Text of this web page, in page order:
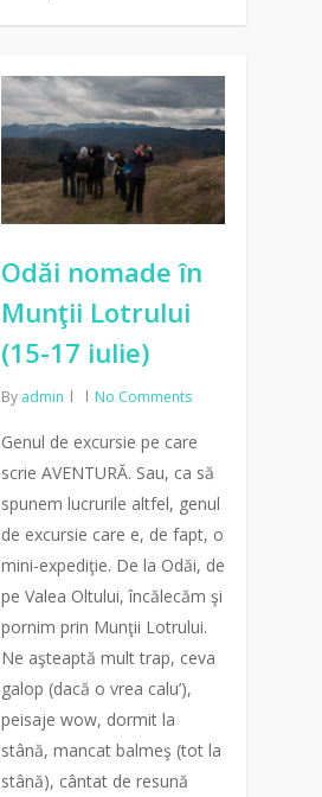
Odăi nomade în
Munţii Lotrului
(15-17 iulie)
By admin No Comments
Genul de excursie pe care
scrie AVENTURĂ. Sau, ca să
spunem lucrurile altfel, genul
de excursie care e, de fapt, o
mini-expediţie. De la Odăi, de
pe Valea Oltului, încălecăm şi
pornim prin Munţii Lotrului.
Ne aşteaptă mult trap, ceva
galop (dacă o vrea calu’),
peisaje wow, dormit la
stână, mancat balmeş (tot la
stână), cântat de resună